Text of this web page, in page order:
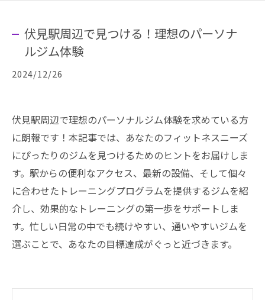
伏見駅周辺で見つける！理想のパーソナ
ルジム体験
2024/12/26
伏見駅周辺で理想のパーソナルジム体験を求めている方
に朗報です！本記事では、あなたのフィットネスニーズ
にぴったりのジムを見つけるためのヒントをお届けしま
す。駅からの便利なアクセス、最新の設備、そして個々
に合わせたトレーニングプログラムを提供するジムを紹
介し、効果的なトレーニングの第一歩をサポートしま
す。忙しい日常の中でも続けやすい、通いやすいジムを
選ぶことで、あなたの目標達成がぐっと近づきます。